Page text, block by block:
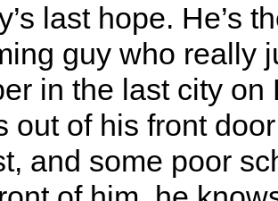
last hope. He’s
guy who really
in the last city
out of his front
and some poor